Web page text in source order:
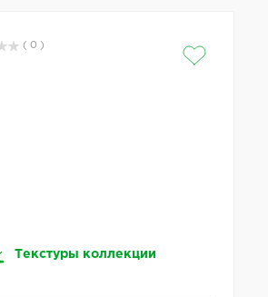
( 0 )
Текстуры коллекции